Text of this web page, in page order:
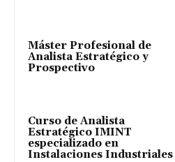
Máster Profesional de
Analista Estratégico y
Prospectivo
Curso de Analista
Estratégico IMINT
especializado en
Instalaciones Industriales